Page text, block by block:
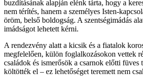
buzdításának alapján elénk tárta, hogy a
nem térítés, hanem a személyes Isten-
öröm, belső boldogság. A szentségimádás
imádságot lehetett kérni.
A rendezvény alatt a kicsik és a fiatalok
megfelelően, külön foglalkozásokon vettek
családok és ismerősök a csarnok előtti füves
költötték el – ez lehetőséget teremett nem